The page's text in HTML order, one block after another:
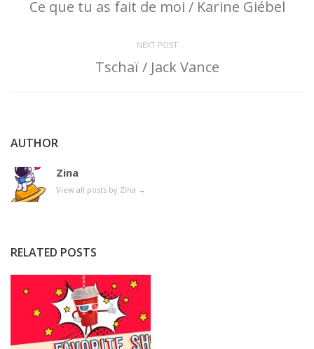
Ce que tu as fait de moi / Karine Giébel
NEXT POST
Tschaï / Jack Vance
AUTHOR
Zina
View all posts by Zina →
RELATED POSTS